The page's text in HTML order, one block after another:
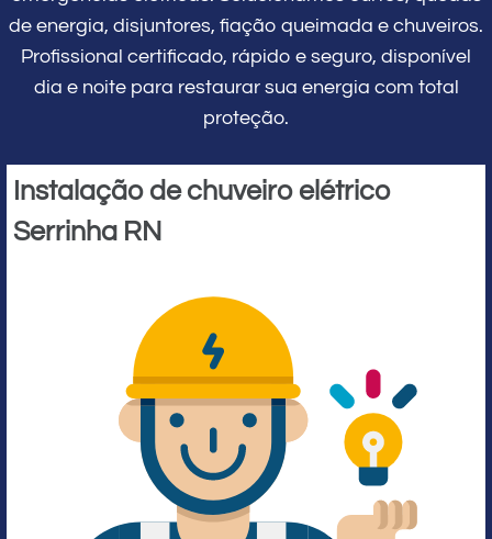
de energia, disjuntores, fiação queimada e chuveiros.
Profissional certificado, rápido e seguro, disponível
dia e noite para restaurar sua energia com total
proteção.
Instalação de chuveiro elétrico
Serrinha RN